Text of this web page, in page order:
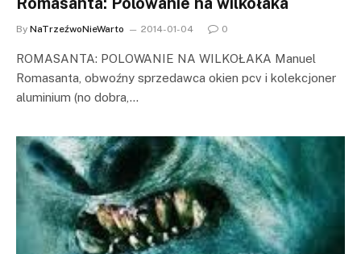
By NaTrzeźwoNieWarto 2014-01-04 0
ROMASANTA: POLOWANIE NA WILKOŁAKA Manuel
Romasanta, obwoźny sprzedawca okien pcv i kolekcjoner
aluminium (no dobra,…